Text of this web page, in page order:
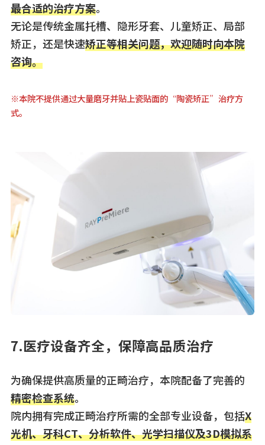
最合适的治疗方案。
无论是传统金属托槽、隐形牙套、儿童矫正、局部
矫正，还是快速矫正等相关问题，欢迎随时向本院
咨询。
※本院不提供通过大量磨牙并贴上瓷贴面的“陶瓷矫正”治疗方
式。
7.医疗设备齐全，保障高品质治疗
为确保提供高质量的正畸治疗，本院配备了完善的
精密检查系统。
院内拥有完成正畸治疗所需的全部专业设备，包括X
光机、牙科CT、分析软件、光学扫描仪及3D模拟系